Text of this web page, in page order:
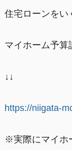
住宅ローンをい
マイホーム予算
↓↓
https://niigata-
※実際にマイホ